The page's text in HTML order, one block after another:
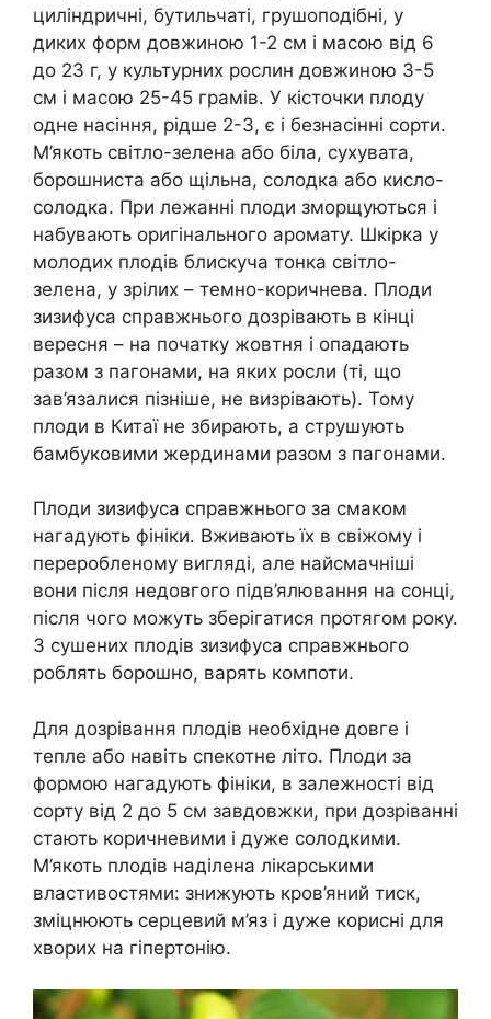
циліндричні, бутильчаті, грушоподібні, у
диких форм довжиною 1-2 см і масою від 6
до 23 г, у культурних рослин довжиною 3-5
см і масою 25-45 грамів. У кісточки плоду
одне насіння, рідше 2-3, є і безнасінні сорти.
М’якоть світло-зелена або біла, сухувата,
борошниста або щільна, солодка або кисло-
солодка. При лежанні плоди зморщуються і
набувають оригінального аромату. Шкірка у
молодих плодів блискуча тонка світло-
зелена, у зрілих – темно-коричнева. Плоди
зизифуса справжнього дозрівають в кінці
вересня – на початку жовтня і опадають
разом з пагонами, на яких росли (ті, що
зав’язалися пізніше, не визрівають). Тому
плоди в Китаї не збирають, а струшують
бамбуковими жердинами разом з пагонами.
Плоди зизифуса справжнього за смаком
нагадують фініки. Вживають їх в свіжому і
переробленому вигляді, але найсмачніші
вони після недовгого підв’ялювання на сонці,
після чого можуть зберігатися протягом року.
З сушених плодів зизифуса справжнього
роблять борошно, варять компоти.
Для дозрівання плодів необхідне довге і
тепле або навіть спекотне літо. Плоди за
формою нагадують фініки, в залежності від
сорту від 2 до 5 см завдовжки, при дозріванні
стають коричневими і дуже солодкими.
М’якоть плодів наділена лікарськими
властивостями: знижують кров’яний тиск,
зміцнюють серцевий м’яз і дуже корисні для
хворих на гіпертонію.